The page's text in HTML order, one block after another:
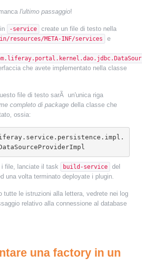
l'ultimo passaggio!
-service
create un file di testo nella
resources/META-INF/services
e
che avete implementato nella classe
file di testo sarÃ un'unica riga
completo di package della classe che
ossia:
file, lanciate il task build-service
del
una volta terminato deployate i plugin.
tutte le istruzioni alla lettera, vedrete nei log
relativo alla connessione al database
una factory in un